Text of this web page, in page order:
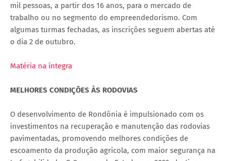
mil pessoas, a partir dos 16 anos, para o mercado de
trabalho ou no segmento do empreendedorismo. Com
algumas turmas fechadas, as inscrições seguem abertas até
o dia 2 de outubro.
Matéria na íntegra
MELHORES CONDIÇÕES ÀS RODOVIAS
O desenvolvimento de Rondônia é impulsionado com os
investimentos na recuperação e manutenção das rodovias
pavimentadas, promovendo melhores condições de
escoamento da produção agrícola, com maior segurança na